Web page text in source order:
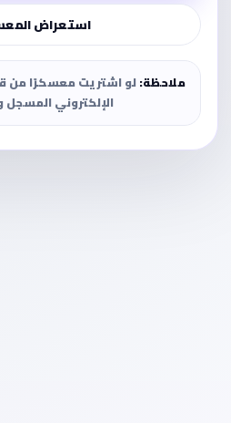
استعراض
ملاحظة:لو اشتريت معسكرًا من
الإلكتروني المسجل